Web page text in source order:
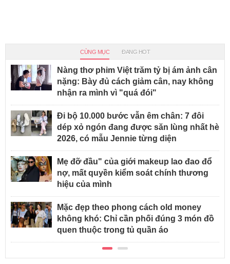
CÙNG MỤC ĐANG HOT
Nàng thơ phim Việt trăm tỷ bị ám ảnh cân
nặng: Bày đủ cách giảm cân, nay không
nhận ra mình vì "quá đói"
Đi bộ 10.000 bước vẫn êm chân: 7 đôi
dép xỏ ngón đang được săn lùng nhất hè
2026, có mẫu Jennie từng diện
Mẹ đỡ đầu" của giới makeup lao đao đổ
nợ, mất quyền kiểm soát chính thương
hiệu của mình
Mặc đẹp theo phong cách old money
không khó: Chỉ cần phối đúng 3 món đồ
quen thuộc trong tủ quần áo